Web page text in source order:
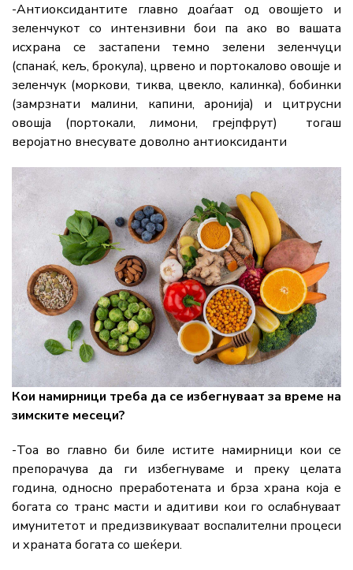
-Антиоксидантите главно доаѓаат од овошјето и
зеленчукот со интензивни бои па ако во вашата
исхрана се застапени темно зелени зеленчуци
(спанаќ, кељ, брокула), црвено и портокалово овошје и
зеленчук (моркови, тиква, цвекло, калинка), бобинки
(замрзнати малини, капини, аронија) и цитрусни
овошја (портокали, лимони, грејпфрут) тогаш
веројатно внесувате доволно антиоксиданти
Кои намирници треба да се избегнуваат за време на
зимските месеци?
-Тоа во главно би биле истите намирници кои се
препорачува да ги избегнуваме и преку целата
година, односно преработената и брза храна која е
богата со транс масти и адитиви кои го ослабнуваат
имунитетот и предизвикуваат воспалителни процеси
и храната богата со шеќери.